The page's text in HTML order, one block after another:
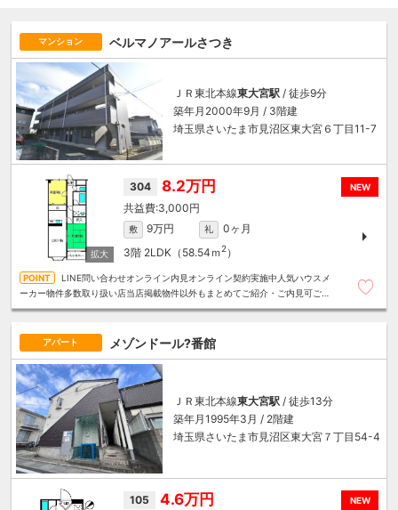
マンション ベルマノアールさつき
ＪＲ東北本線東大宮駅 / 徒歩9分
築年月2000年9月 / 3階建
埼玉県さいたま市見沼区東大宮６丁目11-7
NEW
304 8.2万円
3,000円
敷 9万円 礼
0ヶ月
3階 2LDK（58.54ｍ 2）
LINE問い合わせオンライン内見オンライン契約実施中人気ハウスメ
ーカー物件多数取り扱い店当店掲載物件以外もまとめてご紹介・ご内見可ご予
アパート メゾンドール?番館
ＪＲ東北本線東大宮駅 / 徒歩13分
築年月1995年3月 / 2階建
埼玉県さいたま市見沼区東大宮７丁目54-4
NEW
105 4.6万円